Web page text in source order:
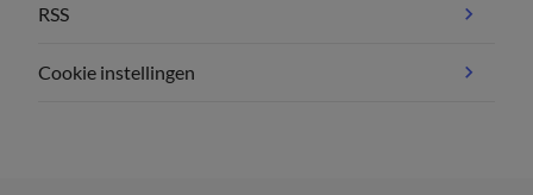
RSS
Cookie instellingen